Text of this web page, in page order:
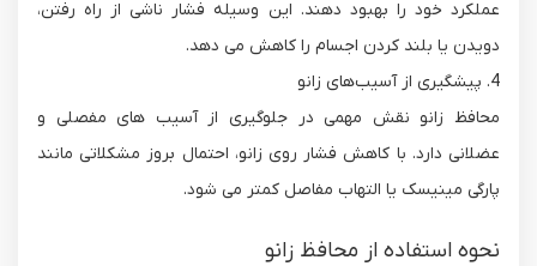
عملکرد خود را بهبود دهند. این وسیله فشار ناشی از راه رفتن،
دویدن یا بلند کردن اجسام را کاهش می دهد.
4. پیشگیری از آسیب‌های زانو
محافظ زانو نقش مهمی در جلوگیری از آسیب های مفصلی و
عضلانی دارد. با کاهش فشار روی زانو، احتمال بروز مشکلاتی مانند
پارگی مینیسک یا التهاب مفاصل کمتر می شود.
نحوه استفاده از محافظ زانو